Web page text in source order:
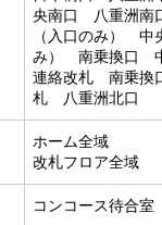
央南口 八重洲南
（入口のみ） 中
み） 南乗換口
連絡改札 南乗換
札 八重洲北口
ホーム全域
改札フロア全域
コンコース待合室